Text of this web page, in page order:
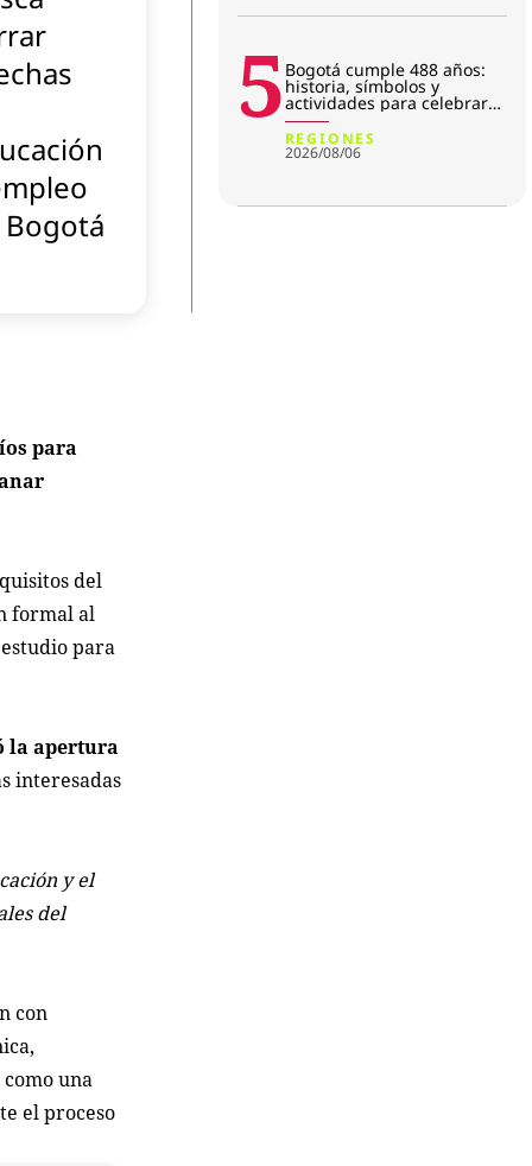
5 Bogotá cumple 488 años:
historia, símbolos y
actividades para celebrar
su aniversario
REGIONES
2026/08/06
para
del
formal al
para
la apertura
interesadas
y el
del
con
una
el proceso